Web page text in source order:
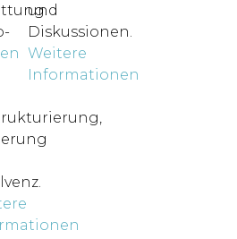
und
Diskussionen.
Weitere
Informationen